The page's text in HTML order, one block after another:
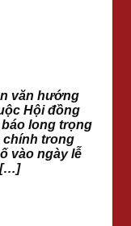
văn hướng
Hội đồng
long trọng
chính trong
vào ngày lễ
[…]